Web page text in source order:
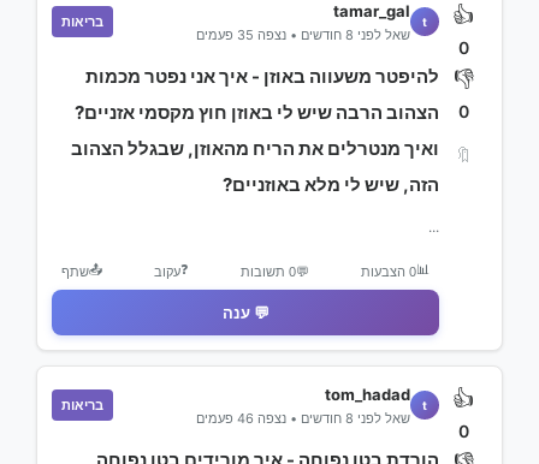
👍
0
👎
0
🔖
t
tamar_gal
שאל לפני 8 חודשים • נצפה 35 פעמים
בריאות
להיפטר משעווה באוזן - איך אני נפטר מכמות
הצהוב הרבה שיש לי באוזן חוץ מקסמי אזניים?
ואיך מנטרלים את הריח מהאוזן, שבגלל הצהוב
הזה, שיש לי מלא באוזניים?
...
📊0 הצבעות 💬0 תשובות ❓עקוב 📤שתף
💬 ענה
👍
0
t
tom_hadad
שאל לפני 8 חודשים • נצפה 46 פעמים
בריאות